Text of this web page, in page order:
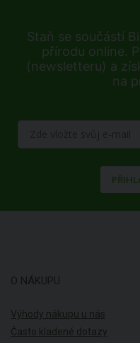
Staň se součástí
přírodu online.
(newsletteru) a
na
O NÁKUPU
Výhody nákupu u nás
Často kladené dotazy